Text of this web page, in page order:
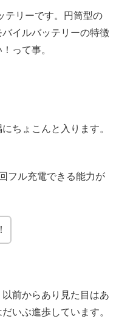
テリーです。円筒型の
イルバッテリーの特徴
って事。
ちょこんと入ります。
フル充電できる能力が
前からあり見た目はあ
いぶ進歩しています。